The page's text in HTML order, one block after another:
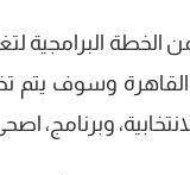
وسوف يتم